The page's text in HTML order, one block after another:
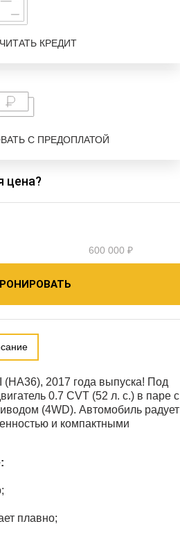
КРЕДИТ
С ПРЕДОПЛАТОЙ
цена?
600 000 ₽
2017 года выпуска! Под
0.7 CVT (52 л. с.) в паре с
(4WD). Автомобиль радует
и компактными
плавно;